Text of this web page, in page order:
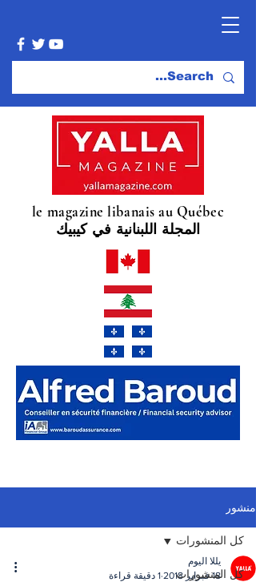
le magazine libanais au Québec
المجلة اللبنانية في كيبيك
منشور
كل المنشورات
كل المنشورات
يللا اليوم
18 فبراير 2018
1 دقيقة قراءة